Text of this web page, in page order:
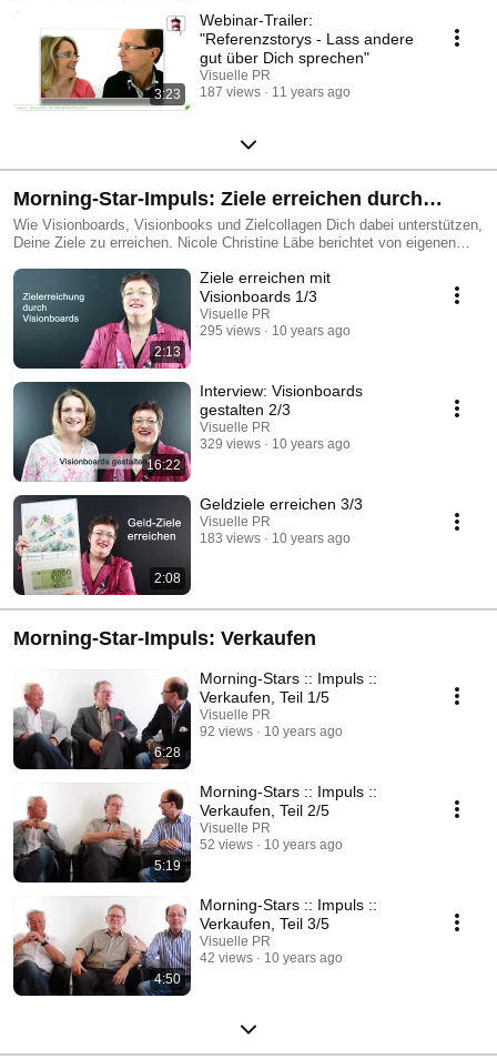
3:23
Webinar-Trailer:
"Referenzstorys - Lass andere
gut über Dich sprechen"
Visuelle PR
187 views
11 years ago
Morning-Star-Impuls: Ziele erreichen durch
Visionboards
Wie Visionboards, Visionbooks und Zielcollagen Dich dabei unterstützen,
Deine Ziele zu erreichen. Nicole Christine Läbe berichtet von eigenen
2:13
Ziele erreichen mit
Visionboards 1/3
Visuelle PR
295 views
10 years ago
16:22
Interview: Visionboards
gestalten 2/3
Visuelle PR
329 views
10 years ago
2:08
Geldziele erreichen 3/3
Visuelle PR
183 views
10 years ago
Morning-Star-Impuls: Verkaufen
6:28
Morning-Stars :: Impuls ::
Verkaufen, Teil 1/5
Visuelle PR
92 views
10 years ago
5:19
Morning-Stars :: Impuls ::
Verkaufen, Teil 2/5
Visuelle PR
52 views
10 years ago
4:50
Morning-Stars :: Impuls ::
Verkaufen, Teil 3/5
Visuelle PR
42 views
10 years ago